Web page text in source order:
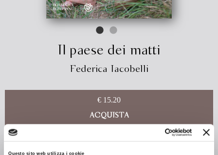
Questo sito web utilizza i cookie
Il paese dei matti
Federica Iacobelli
€ 15.20
ACQUISTA
Bassa emiliana, maggio 1944. La piccola Gianna, suo fratello